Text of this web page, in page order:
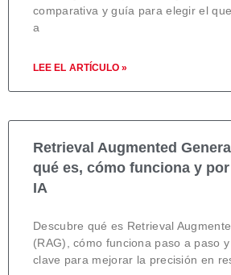
comparativa y guía para elegir el
a
LEE EL ARTÍCULO »
Retrieval Augmented
qué es, cómo funciona y
IA
Descubre qué es Retrieval
(RAG), cómo funciona paso a paso
clave para mejorar la precisión en